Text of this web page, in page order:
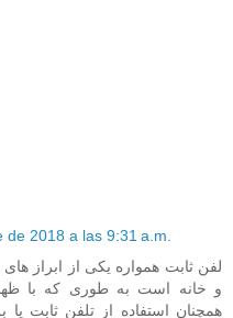
de 2018 a las 9:31 a.m.
لفن ثابت همواره یکی از ابراز
و خانه است به طوری که با
همچنان استفاده از تلفن ثابت